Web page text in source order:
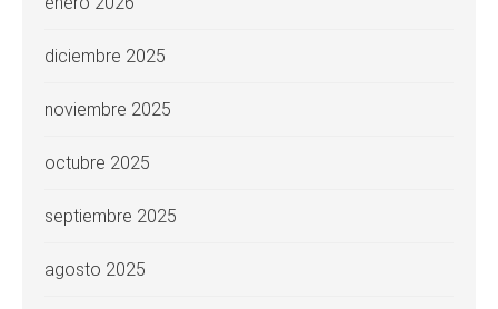
diciembre 2025
noviembre 2025
octubre 2025
septiembre 2025
agosto 2025